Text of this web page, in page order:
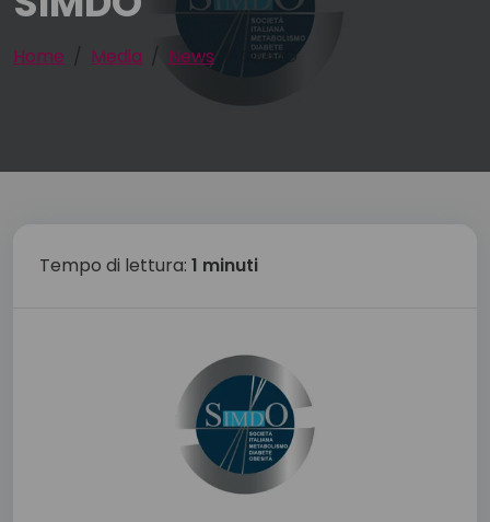
Home Media News SIMDO
Tempo di lettura: 1 minuti